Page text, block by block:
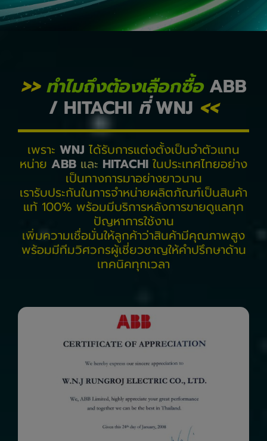
>>ทำไมถึงต้องเลือกซื้อABB
/ HITACHI ที่WNJ <<
เพราะ WNJ ได้รับการแต่งตั้งเป็นจำตัวแทน
หน่าย ABB และ HITACHI ในประเทศไทยอย่าง
เป็นทางการมาอย่างยาวนาน
เรารับประกันในการจำหน่ายผลิตภัณฑ์เป็นสินค้า
แท้ 100% พร้อมมีบริการหลังการขายดูแลทุก
ปัญหาการใช้งาน
เพิ่มความเชื่อมั่นให้ลูกค้าว่าสินค้ามีคุณภาพสูง
พร้อมมีทีมวิศวกรผู้เชี่ยวชาญให้คำปรึกษาด้าน
เทคนิคทุกเวลา